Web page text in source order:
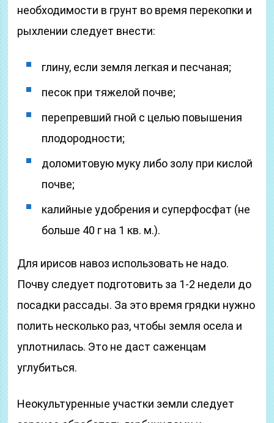
необходимости в грунт во время перекопки и
рыхлении следует внести:
глину, если земля легкая и песчаная;
песок при тяжелой почве;
перепревший гной с целью повышения
плодородности;
доломитовую муку либо золу при кислой
почве;
калийные удобрения и суперфосфат (не
больше 40 г на 1 кв. м.).
Для ирисов навоз использовать не надо.
Почву следует подготовить за 1-2 недели до
посадки рассады. За это время грядки нужно
полить несколько раз, чтобы земля осела и
уплотнилась. Это не даст саженцам
углубиться.
Неокультуренные участки земли следует